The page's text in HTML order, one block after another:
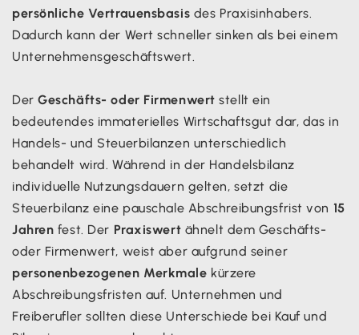
persönliche Vertrauensbasis des Praxisinhabers.
Dadurch kann der Wert schneller sinken als bei einem
Unternehmensgeschäftswert.
DerGeschäfts- oder Firmenwert stellt ein
bedeutendes immaterielles Wirtschaftsgut dar, das in
Handels- und Steuerbilanzen unterschiedlich
behandelt wird. Während in der Handelsbilanz
individuelle Nutzungsdauern gelten, setzt die
Steuerbilanz eine pauschale Abschreibungsfrist von 15
Jahren fest. Der Praxiswert ähnelt dem Geschäfts-
oder Firmenwert, weist aber aufgrund seiner
personenbezogenen Merkmale kürzere
Abschreibungsfristen auf. Unternehmen und
Freiberufler sollten diese Unterschiede bei Kauf und